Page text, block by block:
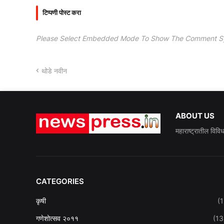
टिप्पणी पोस्ट करा
Please Select Embedded Mode To Show The Comment
थोडे नवीन
ABOUT US
महाराष्ट्रातील
CATEGORIES
कृषी
गणेशोत्सव २०११